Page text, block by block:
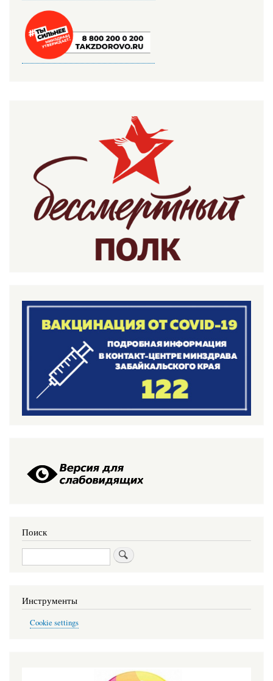
Поиск
Поиск
Инструменты
Cookie settings